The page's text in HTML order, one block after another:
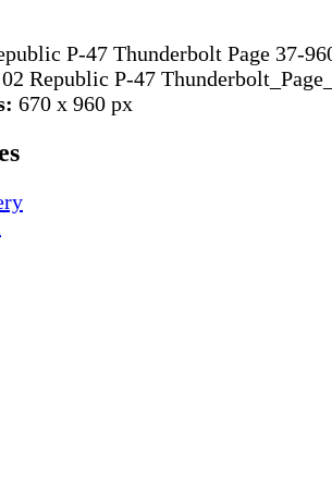
P-47 Thunderbolt Page 37-
02 Republic P-47
670 x 960 px